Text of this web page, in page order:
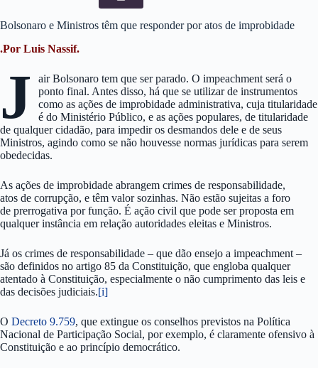
Bolsonaro e Ministros têm que responder por atos de improbidade
.Por Luis Nassif.
J
air Bolsonaro tem que ser parado. O impeachment será o
ponto final. Antes disso, há que se utilizar de instrumentos
como as ações de improbidade administrativa, cuja titularidade
é do Ministério Público, e as ações populares, de titularidade
de qualquer cidadão, para impedir os desmandos dele e de seus
Ministros, agindo como se não houvesse normas jurídicas para serem
obedecidas.
As ações de improbidade abrangem crimes de responsabilidade,
atos de corrupção, e têm valor sozinhas. Não estão sujeitas a foro
de prerrogativa por função. É ação civil que pode ser proposta em
qualquer instância em relação autoridades eleitas e Ministros.
Já os crimes de responsabilidade – que dão ensejo a impeachment –
são definidos no artigo 85 da Constituição, que engloba qualquer
atentado à Constituição, especialmente o não cumprimento das leis e
das decisões judiciais.[i]
O Decreto 9.759, que extingue os conselhos previstos na Política
Nacional de Participação Social, por exemplo, é claramente ofensivo à
Constituição e ao princípio democrático.